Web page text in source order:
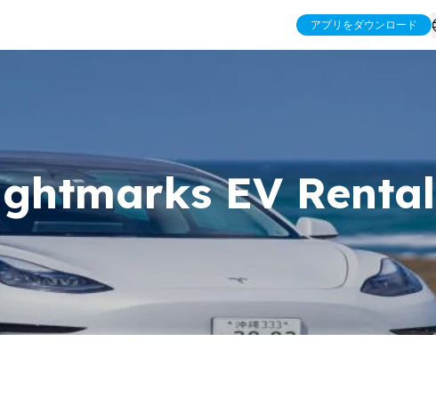
アプリをダウンロード
EV Rental